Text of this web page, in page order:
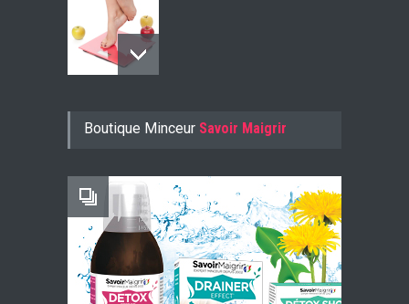
-10% AVEC LE CODE KONJ10
Faites Votre Bilan Minceur
GRATUIT
Boutique Minceur Savoir Maigrir